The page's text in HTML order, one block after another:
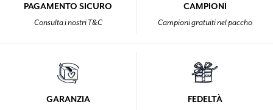
PAGAMENTO SICURO
Consulta i nostri T&C
CAMPIONI
Campioni gratuiti nel paccho
GARANZIA FEDELTÀ